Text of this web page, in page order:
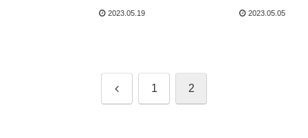
2023.05.19
方が良い場合もある？
2023.05.05
前 1 2